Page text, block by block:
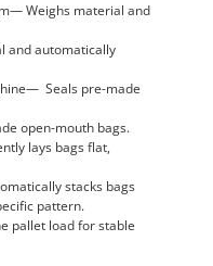
Weighs material and
and automatically
Seals pre-made
open-mouth bags.
lays bags flat,
stacks bags
pattern.
pallet load for stable